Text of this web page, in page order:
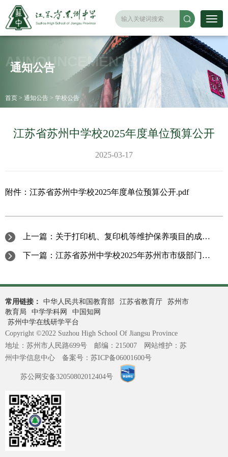
ANNOUNCEMENTS
通知公告
首页 > 通知公告 > 学校公告
江苏省苏州中学校2025年度单位预算公开
2025-03-17
附件： 江苏省苏州中学校2025年度单位预算公开.pdf
上一篇： 关于打印机、复印机等维护保养项目的成交结果公告
下一篇： 江苏省苏州中学校2025年苏州市市级部门整体预算绩效目标表
常用链接： 中华人民共和国教育部 江苏省教育厅
苏州市
教育局
中学学科网
中国知网
苏州中学在线研学平台
Copyright ©2022 Suzhou High School Of Jiangsu Province
地址：苏州市人民路699号 邮编：215007 网站维护：苏
州中学信息中心 备案号： 苏ICP备06001600号
苏公网安备32050802012404号